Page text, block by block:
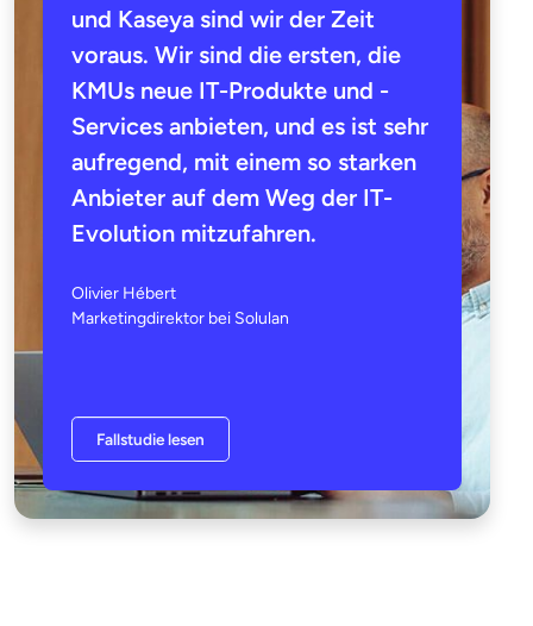
und Kaseya sind wir der Zeit
voraus. Wir sind die ersten, die
KMUs neue IT-Produkte und -
Services anbieten, und es ist sehr
aufregend, mit einem so starken
Anbieter auf dem Weg der IT-
Evolution mitzufahren.
Olivier Hébert
Marketingdirektor bei Solulan
Fallstudie lesen